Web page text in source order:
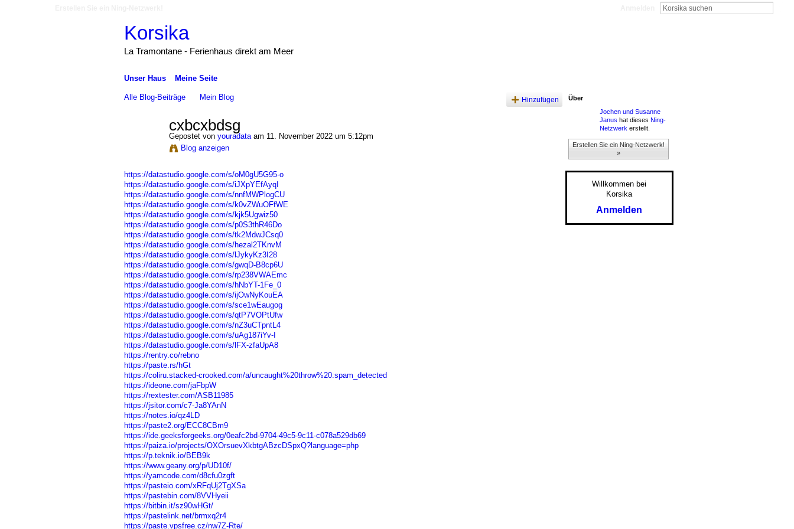
Korsika
La Tramontane - Ferienhaus direkt am Meer
Unser Haus Meine Seite
Alle Blog-Beiträge Mein Blog Hinzufügen
cxbcxbdsg
Gepostet von youradataam 11. November 2022 um 5:12pm
Blog anzeigen
https://datastudio.google.com/s/oM0gU5G95-o
https://datastudio.google.com/s/iJXpYEfAyqI
https://datastudio.google.com/s/nnfMWPlogCU
https://datastudio.google.com/s/k0vZWuOFfWE
https://datastudio.google.com/s/kjk5Ugwiz50
https://datastudio.google.com/s/p0S3thR46Do
https://datastudio.google.com/s/tk2MdwJCsq0
https://datastudio.google.com/s/hezal2TKnvM
https://datastudio.google.com/s/lJykyKz3I28
https://datastudio.google.com/s/gwqD-B8cp6U
https://datastudio.google.com/s/rp238VWAEmc
https://datastudio.google.com/s/hNbYT-1Fe_0
https://datastudio.google.com/s/ijOwNyKouEA
https://datastudio.google.com/s/sce1wEaugog
https://datastudio.google.com/s/qtP7VOPtUfw
https://datastudio.google.com/s/nZ3uCTpntL4
https://datastudio.google.com/s/uAg187iYv-I
https://datastudio.google.com/s/lFX-zfaUpA8
https://rentry.co/rebno
https://paste.rs/hGt
https://coliru.stacked-crooked.com/a/uncaught%20throw%20:spam_detected
https://ideone.com/jaFbpW
https://rextester.com/ASB11985
https://jsitor.com/c7-Ja8YAnN
https://notes.io/qz4LD
https://paste2.org/ECC8CBm9
https://ide.geeksforgeeks.org/0eafc2bd-9704-49c5-9c11-c078a529db69
https://paiza.io/projects/OXOrsuevXkbtgABzcDSpxQ?language=php
https://p.teknik.io/BEB9k
https://www.geany.org/p/UD10f/
https://yamcode.com/d8cfu0zgft
https://pasteio.com/xRFqUj2TgXSa
https://pastebin.com/8VVHyeii
https://bitbin.it/sz90wHGt/
https://pastelink.net/brmxq2r4
https://paste.vpsfree.cz/nw7Z-Rte/
Über
Jochen und Susanne
Janus hat dieses Ning-
Netzwerk erstellt.
Erstellen Sie ein Ning-Netzwerk!
»
Willkommen bei
Korsika
Anmelden